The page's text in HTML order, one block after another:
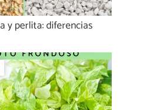
y perlita: diferencias